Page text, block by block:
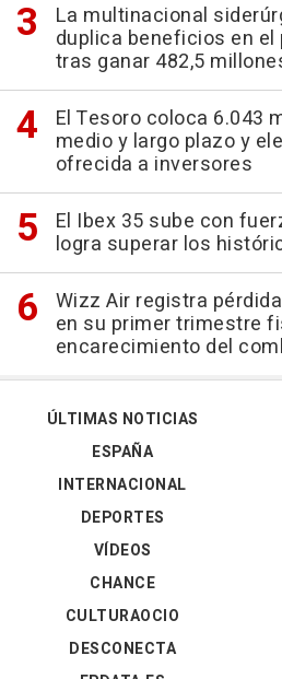
La multinacional
duplica beneficios en
tras ganar 482,5
El Tesoro coloca 6.043
medio y largo plazo y
ofrecida a inversores
El Ibex 35 sube con
logra superar los
Wizz Air registra
en su primer trimestre
encarecimiento del
ÚLTIMAS NOTICIAS
ESPAÑA
INTERNACIONAL
DEPORTES
VÍDEOS
CHANCE
CULTURAOCIO
DESCONECTA